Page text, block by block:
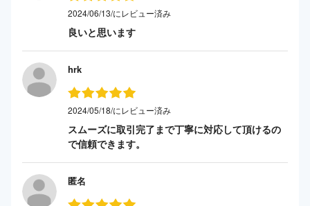
2024/06/13/にレビュー済み
良いと思います
hrk
2024/05/18/にレビュー済み
スムーズに取引完了まで丁寧に対応して頂けるの
で信頼できます。
匿名